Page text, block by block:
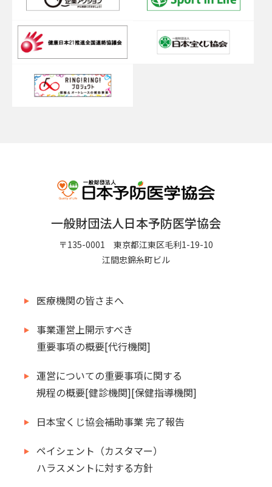
一般財団法人日本予防医学協会
〒135-0001 東京都江東区毛利1-19-10
江間忠錦糸町ビル
医療機関の皆さまへ
事業運営上開示すべき
重要事項の概要[代行機関]
運営についての重要事項に関する
規程の概要[健診機関][保健指導機関]
日本宝くじ協会補助事業 完了報告
ペイシェント（カスタマー）
ハラスメントに対する方針